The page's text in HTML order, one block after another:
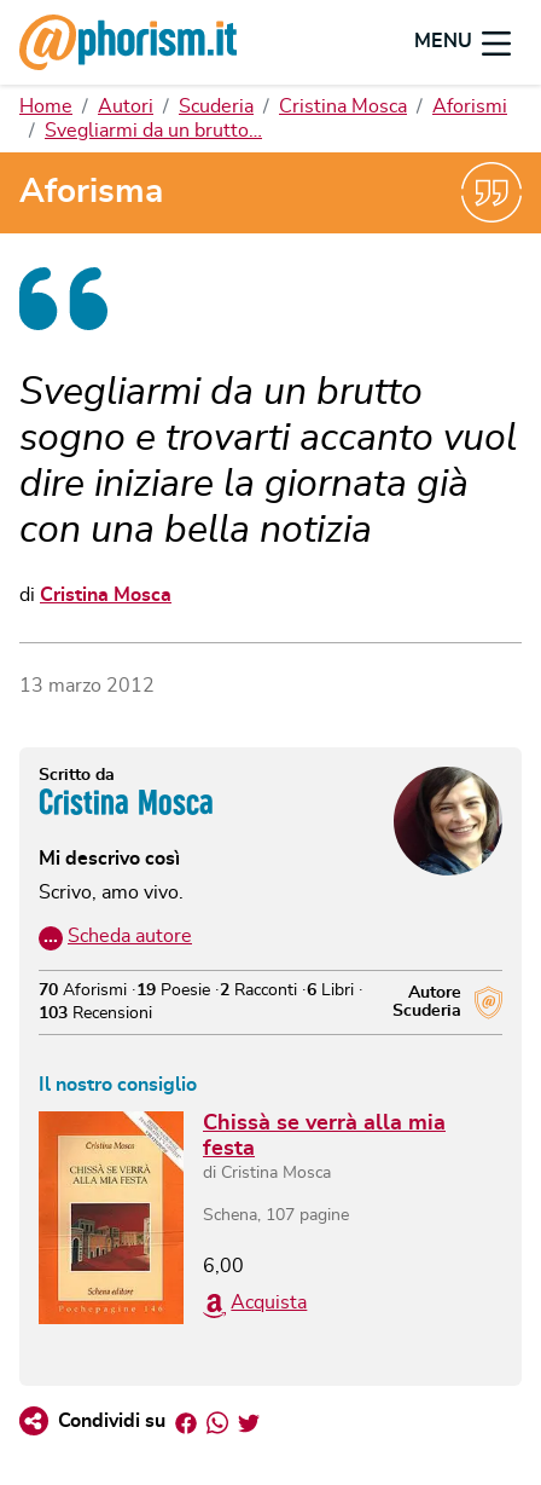
MENU
Home Autori Scuderia Cristina Mosca
Aforismi
Svegliarmi da un brutto…
Aforisma
Svegliarmi da un brutto
sogno e trovarti accanto vuol
dire iniziare la giornata già
con una bella notizia
di Cristina Mosca
13 marzo 2012
Scritto da
Cristina Mosca
Mi descrivo così
Scrivo, amo vivo.
… Scheda autore
Autore
Scuderia
70 Aforismi 19 Poesie 2 Racconti 6 Libri
103 Recensioni
Il nostro consiglio
Chissà se verrà alla mia
festa
di Cristina Mosca
Schena 107 pagine
6,00
Acquista
Condividi su Facebook
Whatsapp
Twitter